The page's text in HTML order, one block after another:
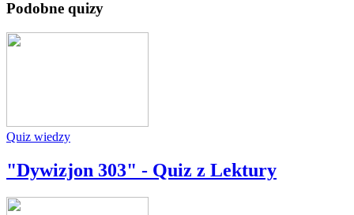
Podobne quizy
Quiz wiedzy
"Dywizjon 303" - Quiz z Lektury